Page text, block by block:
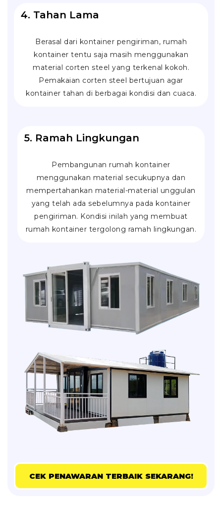
4. Tahan Lama
Berasal dari kontainer pengiriman, rumah
kontainer tentu saja masih menggunakan
material corten steel yang terkenal kokoh.
Pemakaian corten steel bertujuan agar
kontainer tahan di berbagai kondisi dan cuaca.
5. Ramah Lingkungan
Pembangunan rumah kontainer
menggunakan material secukupnya dan
mempertahankan material-material unggulan
yang telah ada sebelumnya pada kontainer
pengiriman. Kondisi inilah yang membuat
rumah kontainer tergolong ramah lingkungan.
CEK PENAWARAN TERBAIK SEKARANG!